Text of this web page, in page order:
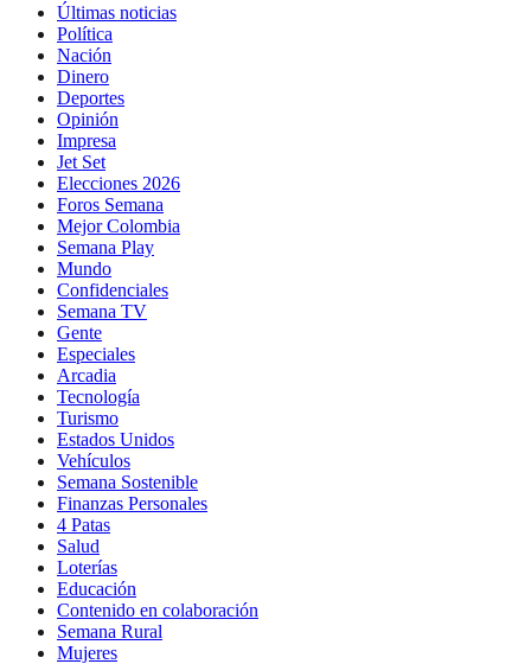
Últimas noticias
Política
Nación
Dinero
Deportes
Opinión
Impresa
Jet Set
Elecciones 2026
Foros Semana
Mejor Colombia
Semana Play
Mundo
Confidenciales
Semana TV
Gente
Especiales
Arcadia
Tecnología
Turismo
Estados Unidos
Vehículos
Semana Sostenible
Finanzas Personales
4 Patas
Salud
Loterías
Educación
Contenido en colaboración
Semana Rural
Mujeres